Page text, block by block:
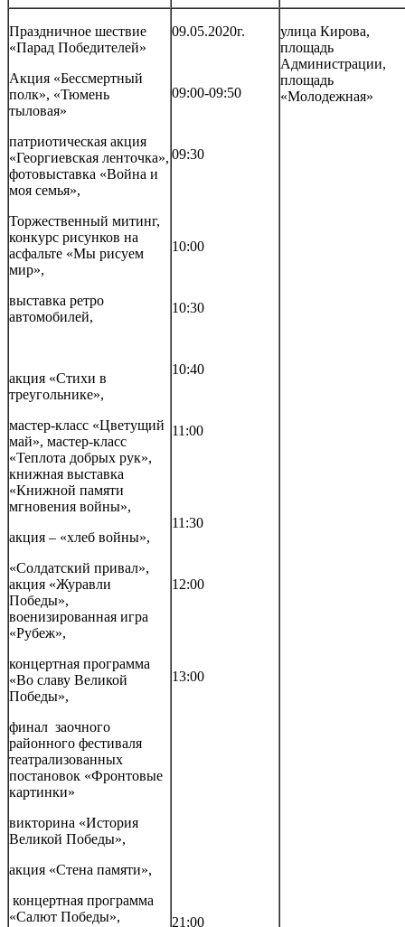
Праздничное шествие
«Парад Победителей»
Акция «Бессмертный
полк», «Тюмень
тыловая»
патриотическая акция
«Георгиевская ленточка»,
фотовыставка «Война и
моя семья»,
Торжественный митинг,
конкурс рисунков на
асфальте «Мы рисуем
мир»,
выставка ретро
автомобилей,
акция «Стихи в
треугольнике»,
мастер-класс «Цветущий
май», мастер-класс
«Теплота добрых рук»,
книжная выставка
«Книжной памяти
мгновения войны»,
акция – «хлеб войны»,
«Солдатский привал»,
акция «Журавли
Победы»,
военизированная игра
«Рубеж»,
концертная программа
«Во славу Великой
Победы»,
финал заочного
районного фестиваля
театрализованных
постановок «Фронтовые
картинки»
викторина «История
Великой Победы»,
акция «Стена памяти»,
концертная программа
«Салют Победы»,
09.05.2020г.
09:00-09:50
09:30
10:00
10:30
10:40
11:00
11:30
12:00
13:00
21:00
улица Кирова,
площадь
Администрации,
площадь
«Молодежная»